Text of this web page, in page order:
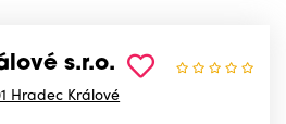
s.r.o.
Hradec Králové